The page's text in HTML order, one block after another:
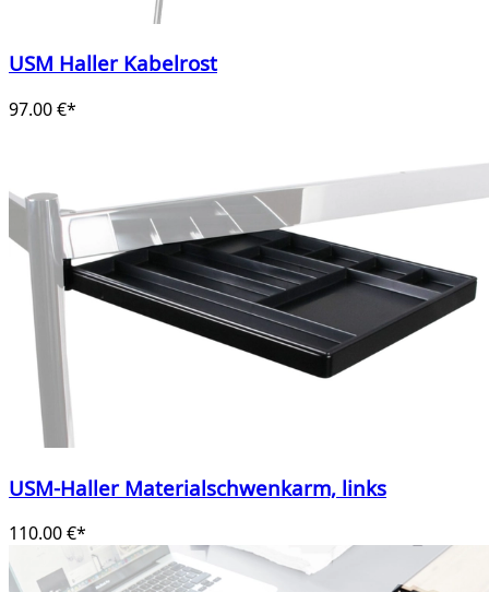
USM Haller Kabelrost
97.00 €*
USM-Haller Materialschwenkarm, links
110.00 €*